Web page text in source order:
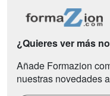
¿Quieres ver más
Añade Formazion
nuestras novedades